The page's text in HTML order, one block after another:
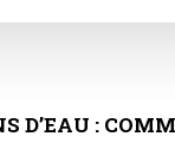
Association syndicale de
Convocations
D’EAU :